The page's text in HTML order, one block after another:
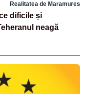
Realitatea de Maramures
dificile și
neagă